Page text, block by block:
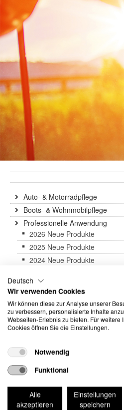
Auto- & Motorradpflege
Boots- & Wohnmobilpflege
Professionelle Anwendung
2026 Neue Produkte
2025 Neue Produkte
2024 Neue Produkte
Geschenkkarten - Gutscheine
Abverkauf & Aktionen
Abdeckbänder
Arbeitsleuchten
Dispenser & Sprühgeräte
Glas
Kataloge & Merchandising
Deutsch
Wir verwenden Cookies
Wir können diese zur Analyse unserer
zu verbessern, personalisierte Inhalte
Webseiten-Erlebnis zu bieten. Für
Cookies öffnen Sie die Einstellungen.
Notwendig
Funktional
Alle
akzeptieren
Einstellungen
speichern